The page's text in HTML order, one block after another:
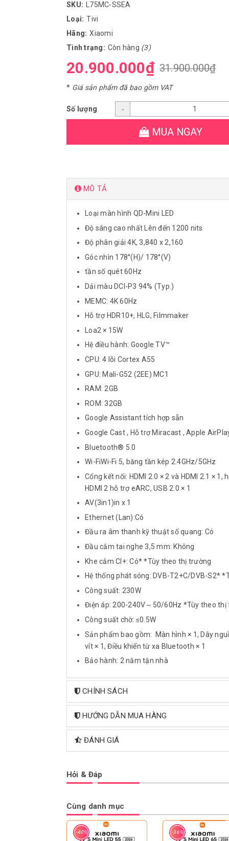
SKU:
L75MC-SSEA
Loại: Tivi
Hãng: Xiaomi
Tình trạng: Còn hàng (3)
20.900.000₫ 31.900.000₫
* Giá sản phẩm đã bao gồm VAT
Số lượng -
MUA NGAY
MÔ TẢ
Loại màn hình QD-Mini LED
Độ sáng cao nhất Lên đến 1200 nits
Độ phân giải 4K, 3,840 x 2,160
Góc nhìn 178°(H)/ 178°(V)
tần số quét 60Hz
Dải màu DCI-P3 94% (Typ.)
MEMC: 4K 60Hz
Hỗ trợ HDR10+, HLG, Filmmaker
Loa2 × 15W
Hệ điều hành: Google TV™
CPU: 4 lõi Cortex A55
GPU: Mali-G52 (2EE) MC1
RAM: 2GB
ROM: 32GB
Google Assistant tích hợp sẵn
Google Cast , Hỗ trợ Miracast , Apple
Bluetooth® 5.0
Wi-FiWi-Fi 5, băng tần kép 2.4GHz/5GHz
Cổng kết nối: HDMI 2.0 × 2 và HDMI 2.1 × 1,
HDMI 2 hỗ trợ eARC, USB 2.0 × 1
AV(3in1)in x 1
Ethernet (Lan):Có
Đầu ra âm thanh kỹ thuật số quang: Có
Đầu cắm tai nghe 3,5 mm: Không
Khe cắm CI+: Có* *Tùy theo thị trường
Hệ thống phát sóng: DVB-T2+C/DVB-S2*
Công suất: 230W
Điện áp: 200-240V～50/60Hz *Tùy theo thị
Công suất chờ: ≤0.5W
Sản phẩm bao gồm: Màn hình × 1, Dây
vít × 1, Điều khiển từ xa Bluetooth × 1
Bảo hành: 2 năm tận nhà
CHÍNH SÁCH
HƯỚNG DẪN MUA HÀNG
ĐÁNH GIÁ
Hỏi & Đáp
Cùng danh mục
-40% -36%